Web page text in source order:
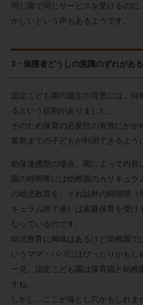
同じ園で同じサービスを受けるのに
かしいという声もあるようです。
3・保護者どうしの意識のずれがあ
認定こども園の誕生の背景には、待
るという役割がありました。
そのため保育の必要性の有無にかか
業前までの子どもが利用できるよう
幼保連携型の場合、園によって内容
園の時間帯には幼稚園のカリキュラ
の幼児教育を、それ以外の時間帯（
キュラム終了後）は家庭保育を受け
なっているのです。
幼児教育に興味はあるけど幼稚園で
いうママ・パパにはぴったりかもし
一見、認定こども園は保育園と幼稚
すね。
しかし、ここが落とし穴かもしれま